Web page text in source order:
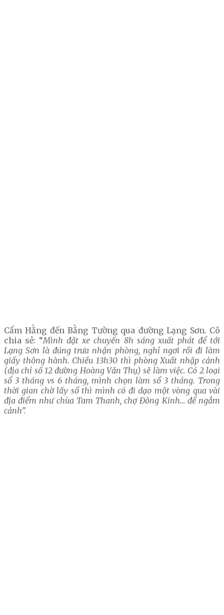
Cẩm Hằng đến Bằng Tường qua đường Lạng Sơn. Cô
chia sẻ: “Mình đặt xe chuyến 8h sáng xuất phát để tới
Lạng Sơn là đúng trưa nhận phòng, nghỉ ngơi rồi đi làm
giấy thông hành. Chiều 13h30 thì phòng Xuất nhập cảnh
(địa chỉ số 12 đường Hoàng Văn Thụ) sẽ làm việc. Có 2 loại
sổ 3 tháng vs 6 tháng, mình chọn làm sổ 3 tháng. Trong
thời gian chờ lấy sổ thì mình có đi dạo một vòng qua vài
địa điểm như chùa Tam Thanh, chợ Đông Kinh… để ngắm
cảnh”.